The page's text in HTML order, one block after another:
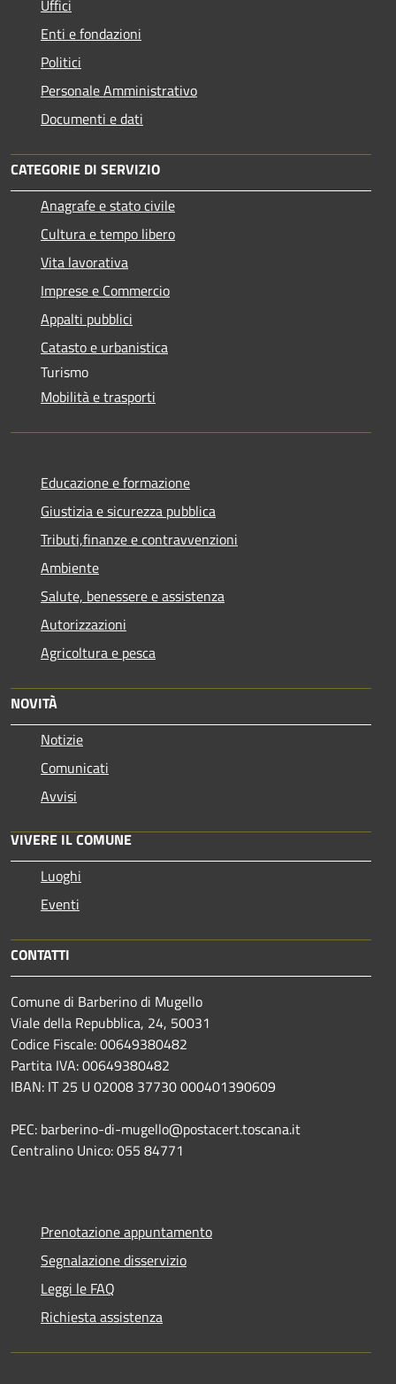
Uffici
Enti e fondazioni
Politici
Personale Amministrativo
Documenti e dati
CATEGORIE DI SERVIZIO
Anagrafe e stato civile
Cultura e tempo libero
Vita lavorativa
Imprese e Commercio
Appalti pubblici
Catasto e urbanistica
Turismo
Mobilità e trasporti
Educazione e formazione
Giustizia e sicurezza pubblica
Tributi,finanze e contravvenzioni
Ambiente
Salute, benessere e assistenza
Autorizzazioni
Agricoltura e pesca
NOVITÀ
Notizie
Comunicati
Avvisi
VIVERE IL COMUNE
Luoghi
Eventi
CONTATTI
Comune di Barberino di Mugello
Viale della Repubblica, 24, 50031
Codice Fiscale: 00649380482
Partita IVA: 00649380482
IBAN: IT 25 U 02008 37730 000401390609
PEC: barberino-di-mugello@postacert.toscana.it
Centralino Unico: 055 84771
Prenotazione appuntamento
Segnalazione disservizio
Leggi le FAQ
Richiesta assistenza